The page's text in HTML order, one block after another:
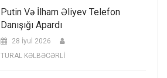
Putin Və İlham Əliyev Telefon
Danışığı Apardı
28 İyul 2026
TURAL KƏLBƏCƏRLİ